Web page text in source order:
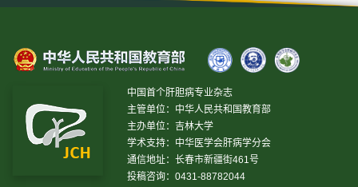
中国首个肝胆病专业杂志
主管单位：中华人民共和国教育部
主办单位：吉林大学
学术支持：中华医学会肝病学分会
通信地址：长春市新疆街461号
投稿咨询：0431-88782044